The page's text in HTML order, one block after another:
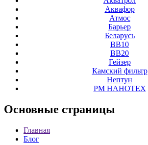
Аквафор
Атмос
Барьер
Беларусь
ВВ10
ВВ20
Гейзер
Камский фильтр
Нептун
РМ НАНОТЕХ
Основные страницы
Главная
Блог